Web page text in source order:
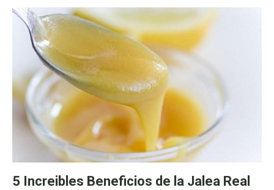
5 Increibles Beneficios de la Jalea Real